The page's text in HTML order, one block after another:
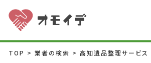
TOP > 業者の検索 > 高知遺品整理サービス